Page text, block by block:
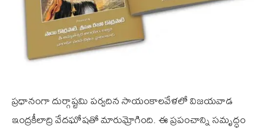
ప్రధానంగా దుర్గాష్టమి పర్వదిన సాయంకాలవేళలో విజయవాడ
ఇంద్రకీలాద్రి వేదఘోషతో మారుమ్రోగింది. ఈ ప్రపంచాన్ని సమృద్ధం